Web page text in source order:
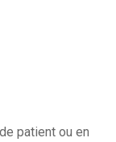
patient ou en